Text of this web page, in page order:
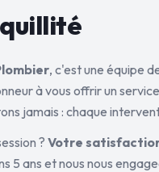
, c'est une équipe
à vous offrir un
jamais : chaque
?Votre
5 ans et nous nous